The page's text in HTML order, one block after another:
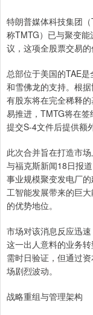
特朗普媒体科技集团
称TMTG）已与聚变
议，这项全股票交易的
总部位于美国的TAE
和雪佛龙的支持。根
有股东将在完全稀释
易推进，TMTG将在
提交S-4文件后提供额
此次合并旨在打造市
与福克斯新闻18日报
事业规模聚变发电厂
工智能发展带来的巨
的优势地位。
市场对该消息反应迅
这一出人意料的业务
需时日验证，但通过
场剧烈波动。
战略重组与管理架构